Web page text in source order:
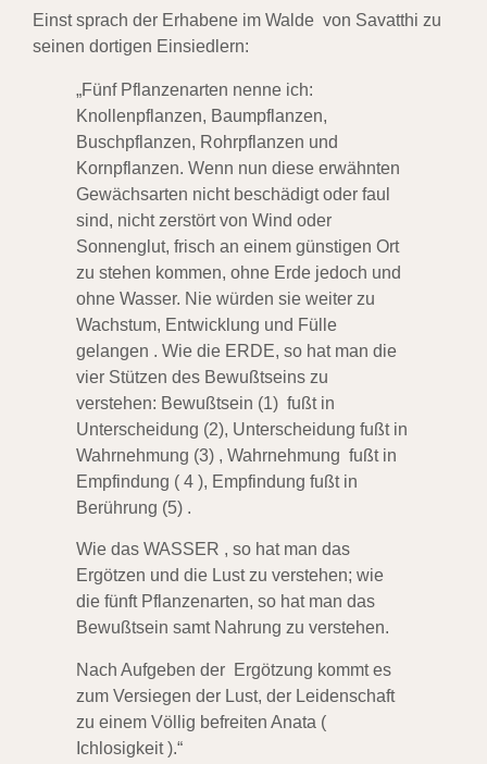
Einst sprach der Erhabene im Walde von Savatthi zu
seinen dortigen Einsiedlern:
„Fünf Pflanzenarten nenne ich:
Knollenpflanzen, Baumpflanzen,
Buschpflanzen, Rohrpflanzen und
Kornpflanzen. Wenn nun diese erwähnten
Gewächsarten nicht beschädigt oder faul
sind, nicht zerstört von Wind oder
Sonnenglut, frisch an einem günstigen Ort
zu stehen kommen, ohne Erde jedoch und
ohne Wasser. Nie würden sie weiter zu
Wachstum, Entwicklung und Fülle
gelangen . Wie die ERDE, so hat man die
vier Stützen des Bewußtseins zu
verstehen: Bewußtsein (1) fußt in
Unterscheidung (2), Unterscheidung fußt in
Wahrnehmung (3) , Wahrnehmung fußt in
Empfindung ( 4 ), Empfindung fußt in
Berührung (5) .
Wie das WASSER , so hat man das
Ergötzen und die Lust zu verstehen; wie
die fünft Pflanzenarten, so hat man das
Bewußtsein samt Nahrung zu verstehen.
Nach Aufgeben der Ergötzung kommt es
zum Versiegen der Lust, der Leidenschaft
zu einem Völlig befreiten Anata (
Ichlosigkeit ).“